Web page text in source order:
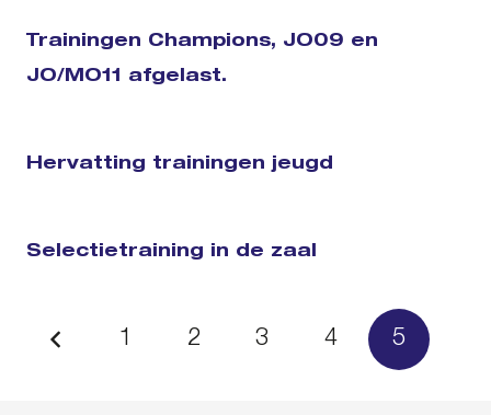
Trainingen Champions, JO09 en
JO/MO11 afgelast.
Hervatting trainingen jeugd
Selectietraining in de zaal
1 2 3 4 5